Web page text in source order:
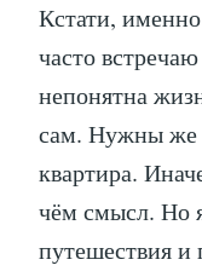
Кстати,
часто
непонятна
сам. Нужны же
квартира.
чём смысл. Но
путешествия